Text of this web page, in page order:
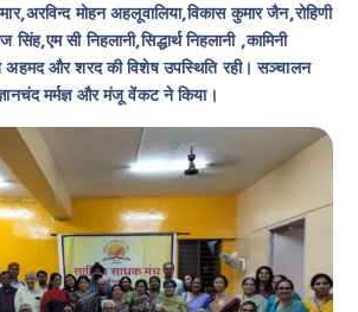
मोहन अहलूवालिया,विकास कुमार जैन,रोहिणी
सी निहलानी,सिद्धार्थ निहलानी ,कामिनी
अहमद और शरद की विशेष उपस्थिति रही। सञ्चालन
मर्मज्ञ और मंजू वेंकट ने किया।